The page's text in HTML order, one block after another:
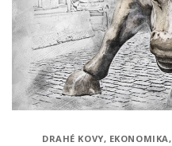
DRAHÉ KOVY, EKONOMIKA,